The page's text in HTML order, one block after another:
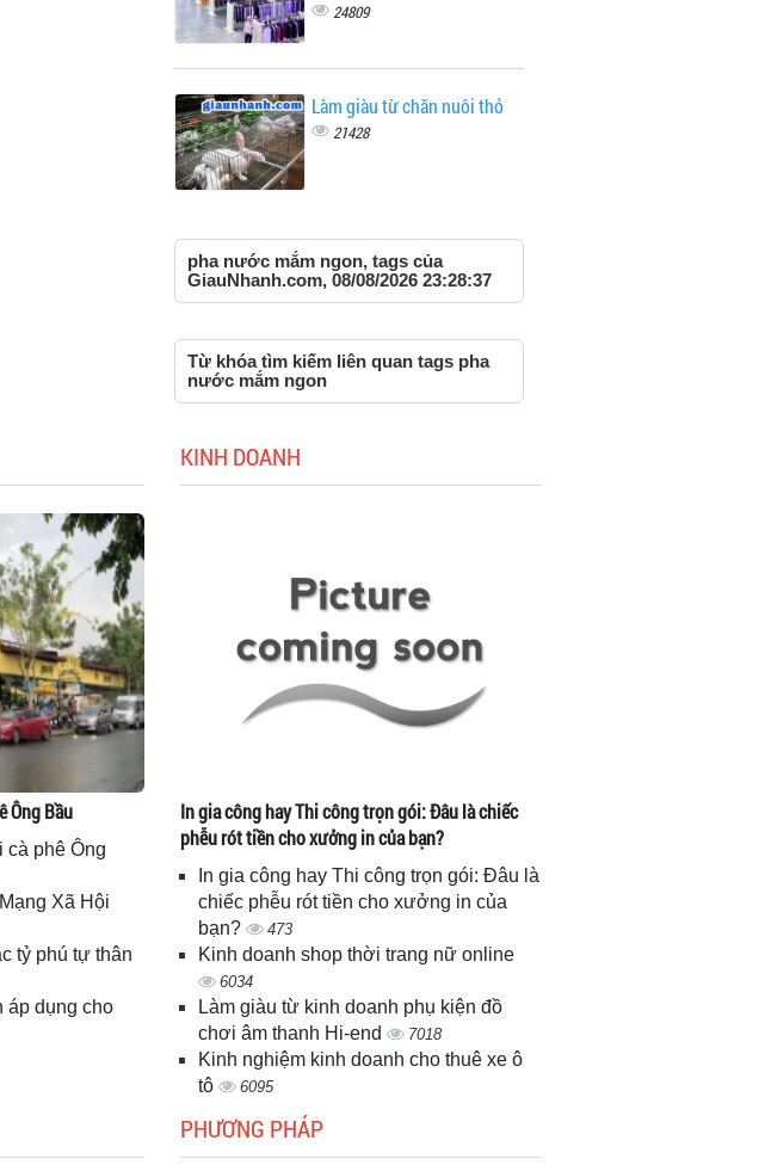
24809
Làm giàu từ chăn nuôi thỏ
21428
pha nước mắm ngon, tags của
GiauNhanh.com, 08/08/2026 23:28:37
Từ khóa tìm kiếm liên quan tags pha
nước mắm ngon
Ông Bầu
cà phê Ông
Xã Hội
tỷ phú tự thân
áp dụng cho
KINH DOANH
In gia công hay Thi công trọn gói: Đâu là chiếc
phễu rót tiền cho xưởng in của bạn?
In gia công hay Thi công trọn gói: Đâu là
chiếc phễu rót tiền cho xưởng in của
bạn?
473
Kinh doanh shop thời trang nữ online
6034
Làm giàu từ kinh doanh phụ kiện đồ
chơi âm thanh Hi-end
7018
Kinh nghiệm kinh doanh cho thuê xe ô
tô
6095
PHƯƠNG PHÁP